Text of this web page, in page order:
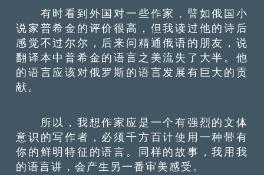
有时看到外国对一些作家，譬如俄国小
说家普希金的评价很高，但我读过他的诗后
感觉不过尔尔，后来问精通俄语的朋友，说
翻译本中普希金的语言之美流失了大半。他
的语言应该对俄罗斯的语言发展有巨大的贡
献。
所以，我想作家应是一个有强烈的文体
意识的写作者，必须千方百计使用一种带有
你的鲜明特征的语言。同样的故事，我用我
的语言讲，会产生另一番审美感受。